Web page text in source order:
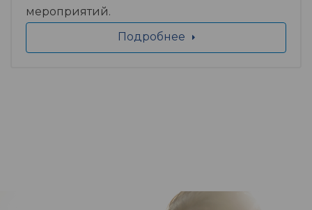
мероприятий.
Подробнее